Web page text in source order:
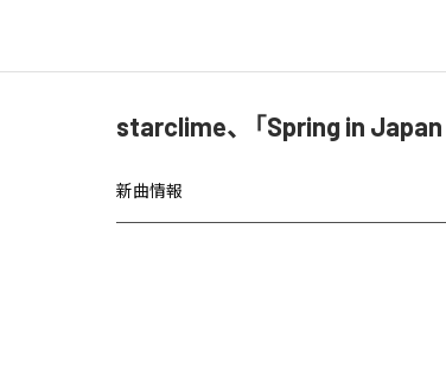
starclime、「Spring in Japan
新曲情報